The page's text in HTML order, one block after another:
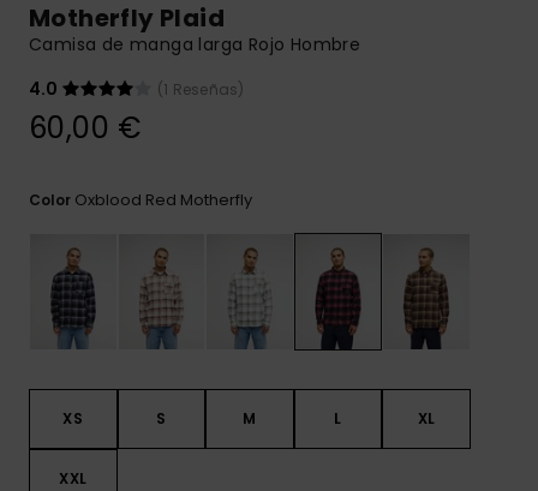
conversación
Encuentra
respuestas a
las preguntas
nuestro
formulario de
Consultar
las FAQ
Motherfly Plaid
Camisa de manga larga Rojo Hombre
4.0
(1 Reseñas)
60,00 €
Color Oxblood Red Motherfly
XS S M L XL
XXL